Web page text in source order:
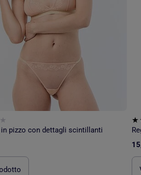
in pizzo con dettagli scintillanti